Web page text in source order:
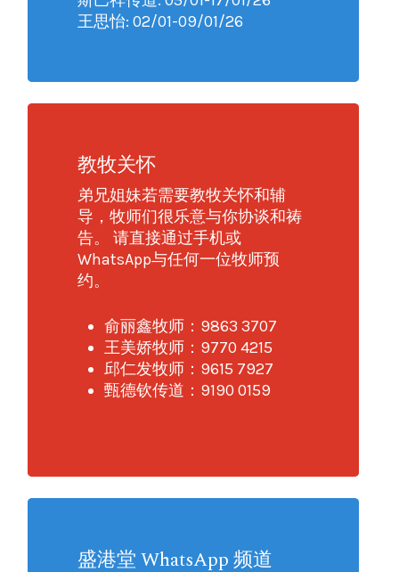
王思怡: 02/01-09/01/26
教牧关怀
弟兄姐妹若需要教牧关怀和辅
导，牧师们很乐意与你协谈和祷
告。 请直接通过手机或
WhatsApp与任何一位牧师预
约。
俞丽鑫牧师：9863 3707
王美娇牧师：9770 4215
邱仁发牧师：9615 7927
甄德钦传道：9190 0159
盛港堂 WhatsApp 频道